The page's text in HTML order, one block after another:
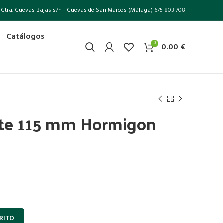
Ctra. Cuevas Bajas s/n - Cuevas de San Marcos (Málaga) 675 803 708
Catálogos
0 0.00 €
115 mm Hormigon